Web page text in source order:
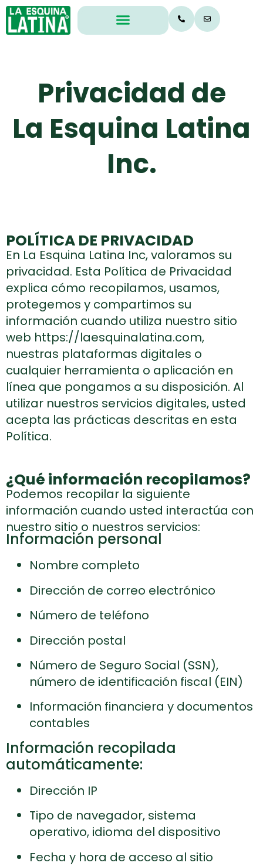
Privacidad de
La Esquina Latina
Inc.
POLÍTICA DE PRIVACIDAD
En La Esquina Latina Inc, valoramos su
privacidad. Esta Política de Privacidad
explica cómo recopilamos, usamos,
protegemos y compartimos su
información cuando utiliza nuestro sitio
web https://laesquinalatina.com,
nuestras plataformas digitales o
cualquier herramienta o aplicación en
línea que pongamos a su disposición. Al
utilizar nuestros servicios digitales, usted
acepta las prácticas descritas en esta
Política.
¿Qué información recopilamos?
Podemos recopilar la siguiente
información cuando usted interactúa con
nuestro sitio o nuestros servicios:
Información personal
Nombre completo
Dirección de correo electrónico
Número de teléfono
Dirección postal
Número de Seguro Social (SSN),
número de identificación fiscal (EIN)
Información financiera y documentos
contables
Información recopilada
automáticamente:
Dirección IP
Tipo de navegador, sistema
operativo, idioma del dispositivo
Fecha y hora de acceso al sitio